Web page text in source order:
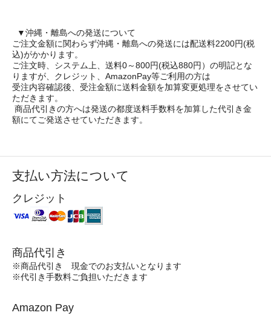
▼沖縄・離島への発送について
ご注文金額に関わらず沖縄・離島への発送には配送料2200円(税
込)がかかります。
ご注文時、システム上、送料0～800円(税込880円）の明記とな
りますが、クレジット、AmazonPay等ご利用の方は
受注内容確認後、受注金額に送料金額を加算変更処理をさせてい
ただきます。
商品代引きの方へは発送の都度送料手数料を加算した代引き金
額にてご発送させていただきます。
支払い方法について
クレジット
商品代引き
※商品代引き 現金でのお支払いとなります
※代引き手数料ご負担いただきます
Amazon Pay